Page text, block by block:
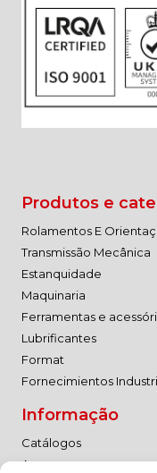
Produtos e
Rolamentos E
Transmissão Mecânica
Estanquidade
Maquinaria
Ferramentas e
Lubrificantes
Format
Fornecimientos
Informação
Catálogos
As nossas marcas